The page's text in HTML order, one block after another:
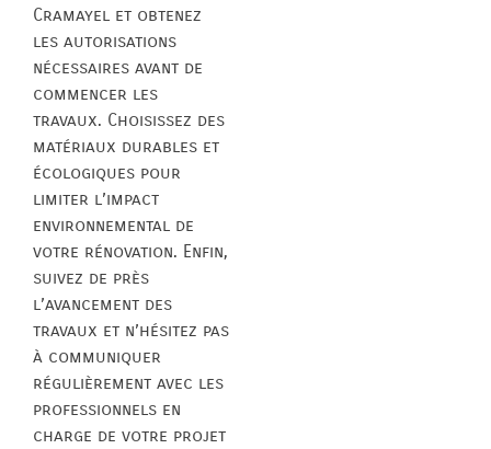
Cramayel et obtenez
les autorisations
nécessaires avant de
commencer les
travaux. Choisissez des
matériaux durables et
écologiques pour
limiter l’impact
environnemental de
votre rénovation. Enfin,
suivez de près
l’avancement des
travaux et n’hésitez pas
à communiquer
régulièrement avec les
professionnels en
charge de votre projet